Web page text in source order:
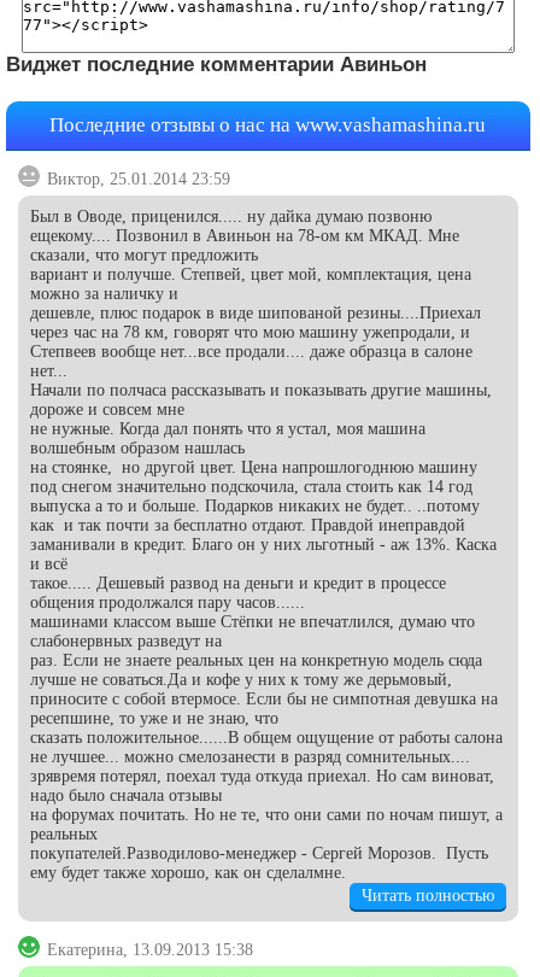
Виджет последние комментарии Авиньон
Последние отзывы о нас наwww.vashamashina.ru
Виктор, 25.01.2014 23:59
Был в Оводе, приценился..... ну дайка думаю позвоню
ещекому.... Позвонил в Авиньон на 78-ом км МКАД. Мне
сказали, что могут предложить
вариант и получше. Степвей, цвет мой, комплектация, цена
можно за наличку и
дешевле, плюс подарок в виде шипованой резины....Приехал
через час на 78 км, говорят что мою машину ужепродали, и
Степвеев вообще нет...все продали.... даже образца в салоне
нет...
Начали по полчаса рассказывать и показывать другие машины,
дороже и совсем мне
не нужные. Когда дал понять что я устал, моя машина
волшебным образом нашлась
на стоянке, но другой цвет. Цена напрошлогоднюю машину
под снегом значительно подскочила, стала стоить как 14 год
выпуска а то и больше. Подарков никаких не будет.. ..потому
как и так почти за бесплатно отдают. Правдой инеправдой
заманивали в кредит. Благо он у них льготный - аж 13%. Каска
и всё
такое..... Дешевый развод на деньги и кредит в процессе
общения продолжался пару часов......
машинами классом выше Стёпки не впечатлился, думаю что
слабонервных разведут на
раз. Если не знаете реальных цен на конкретную модель сюда
лучше не соваться.Да и кофе у них к тому же дерьмовый,
приносите с собой втермосе. Если бы не симпотная девушка на
ресепшине, то уже и не знаю, что
сказать положительное......В общем ощущение от работы салона
не лучшее... можно смелозанести в разряд сомнительных....
зрявремя потерял, поехал туда откуда приехал. Но сам виноват,
надо было сначала отзывы
на форумах почитать. Но не те, что они сами по ночам пишут, а
реальных
покупателей.Разводилово-менеджер - Сергей Морозов. Пусть
ему будет также хорошо, как он сделалмне.
Читать полностью
Екатерина, 13.09.2013 15:38